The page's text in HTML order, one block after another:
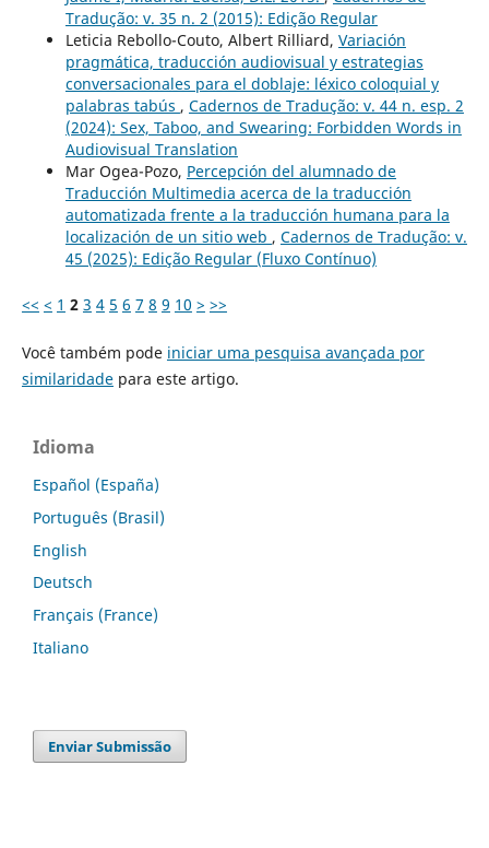
Tradução: v. 35 n. 2 (2015): Edição Regular
Leticia Rebollo-Couto, Albert Rilliard, Variación
pragmática, traducción audiovisual y estrategias
conversacionales para el doblaje: léxico coloquial y
palabras tabús , Cadernos de Tradução: v. 44 n. esp. 2
(2024): Sex, Taboo, and Swearing: Forbidden Words in
Audiovisual Translation
Mar Ogea-Pozo, Percepción del alumnado de
Traducción Multimedia acerca de la traducción
automatizada frente a la traducción humana para la
localización de un sitio web , Cadernos de Tradução: v.
45 (2025): Edição Regular (Fluxo Contínuo)
<< < 1 2 3 4 5 6 7 8 9 10 > >>
Você também pode iniciar uma pesquisa avançada por
similaridadepara este artigo.
Idioma
Español (España)
Português (Brasil)
English
Deutsch
Français (France)
Italiano
Enviar Submissão